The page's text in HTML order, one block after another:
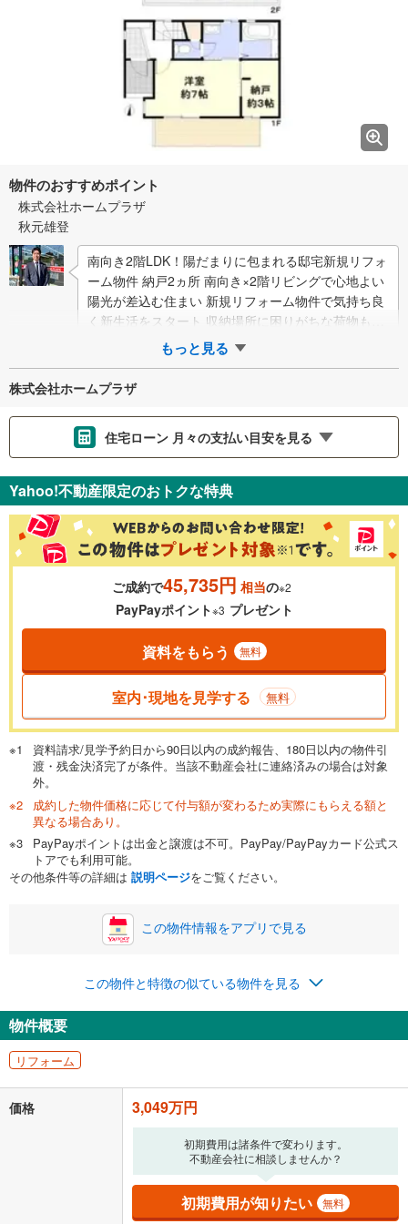
物件のおすすめポイント
株式会社ホームプラザ
秋元雄登
南向き2階LDK！陽だまりに包まれる邸宅新規リフォ
ーム物件 納戸2ヵ所 南向き×2階リビングで心地よい
陽光が差込む住まい 新規リフォーム物件で気持ち良
く新生活をスタート 収納場所に困りがちな荷物もま
とめてしまえる納戸付き 都心部へ…
もっと見る
株式会社ホームプラザ
住宅ローン 月々の支払い目安を見る
金利 ％
0.01%
一般的には最長35年まで借り入れ可能です。多くの金融機関
が完済時の年齢は80歳までを条件としています。
閉じる
頭金 万円
0万円 3,049万円
自己資金から住宅購入にかけられる金額を入力してくださ
い。一般的には物件価格の2割までが目安です。
閉じる
ボーナス
万円
0円
ナス時の増額分（1回分）を入力してください。
ボーナス払いの限度額は金融機関によって異なります。
閉じる
月々の返済額
る値は、実際の金融機関等における貸出金利とは何ら関係がなく、実際
の金融機関等における貸出金利を何ら保証するものではありません。返
済方法「元利均等返済」にて算出しております。入力された金利を35年
適用した場合の計算結果を表示しています。
その他月額費用や、初期費用がかかります。ご注意ください。実際にお
借り入れの際は各金融機関等に、必ずご自身でご確認をお願いいたしま
Yahoo!不動産限定のおトクな特典
ご成約で45,735円 相当の※2
PayPayポイント※3 プレゼント
資料をもらう 無料
室内･現地を見学する 無料
資料請求/見学予約日から90日以内の成約報告、180日以内の物件引
渡・残金決済完了が条件。当該不動産会社に連絡済みの場合は対象
外。
成約した物件価格に応じて付与額が変わるため実際にもらえる額と
異なる場合あり。
PayPayポイントは出金と譲渡は不可。PayPay/PayPayカード公式ス
トアでも利用可能。
その他条件等の詳細は 説明ページをご覧ください。
この物件情報をアプリで見る
この物件と特徴の似ている物件を見る
物件概要
リフォーム
価格 3,049万円
初期費用は諸条件で変わります。
不動産会社に相談しませんか？
初期費用が知りたい 無料